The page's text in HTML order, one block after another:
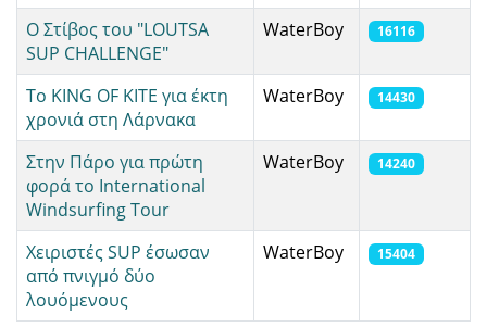
Ο Στίβος του "LOUTSA
SUP CHALLENGE"
WaterBoy 16116
Tο KING OF KITE για έκτη
χρονιά στη Λάρνακα
WaterBoy 14430
Στην Πάρο για πρώτη
φορά το International
Windsurfing Tour
WaterBoy 14240
Χειριστές SUP έσωσαν
από πνιγμό δύο
λουόμενους
WaterBoy 15404